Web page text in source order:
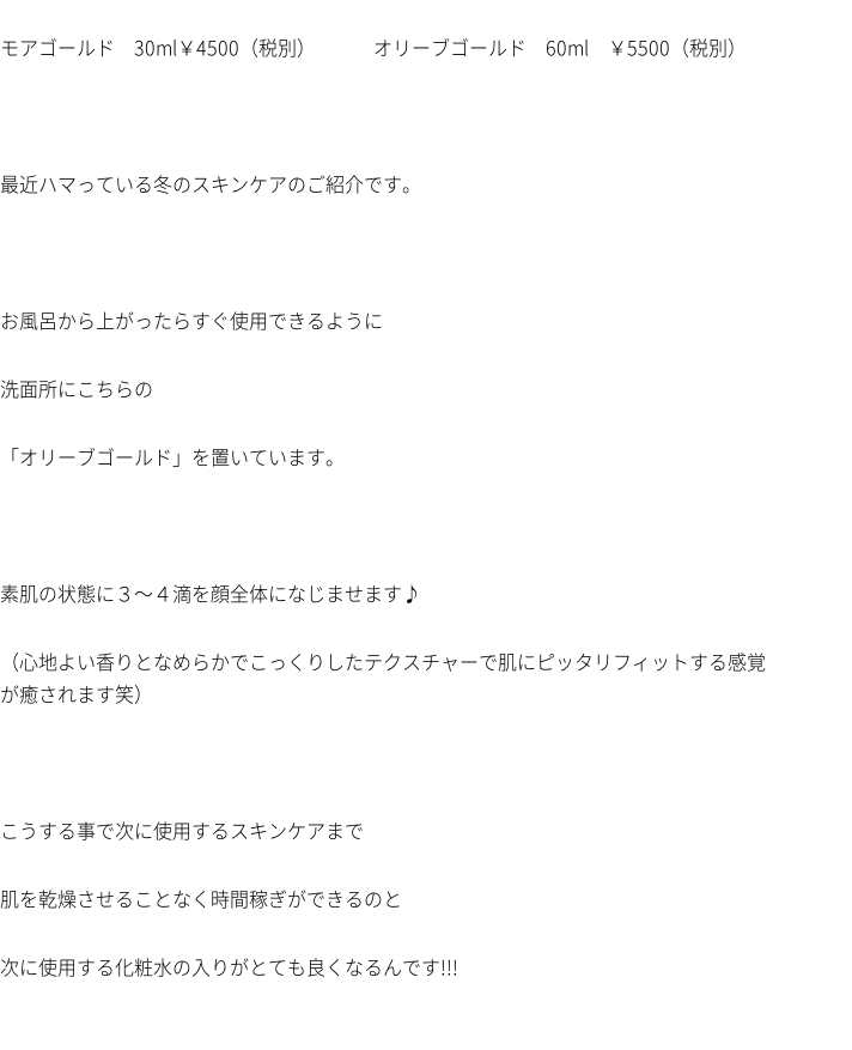
モアゴールド 30ml￥4500（税別） オリーブゴールド 60ml ￥5500（税別）
最近ハマっている冬のスキンケアのご紹介です。
お風呂から上がったらすぐ使用できるように
洗面所にこちらの
「オリーブゴールド」を置いています。
素肌の状態に３～４滴を顔全体になじませます♪
（心地よい香りとなめらかでこっくりしたテクスチャーで肌にピッタリフィットする感覚
が癒されます笑）
こうする事で次に使用するスキンケアまで
肌を乾燥させることなく時間稼ぎができるのと
次に使用する化粧水の入りがとても良くなるんです!!!